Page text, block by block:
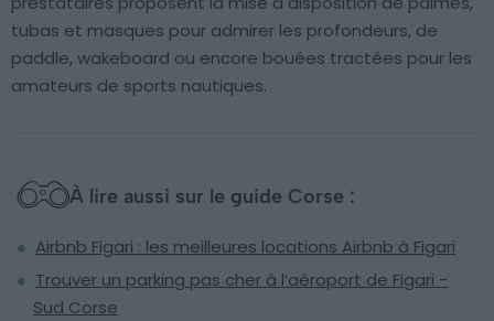
tubas et masques pour admirer les profondeurs, de
paddle, wakeboard ou encore bouées tractées pour les
amateurs de sports nautiques.
À lire aussi sur le guide Corse :
Airbnb Figari : les meilleures locations Airbnb à Figari
Trouver un parking pas cher à l’aéroport de Figari -
Sud Corse